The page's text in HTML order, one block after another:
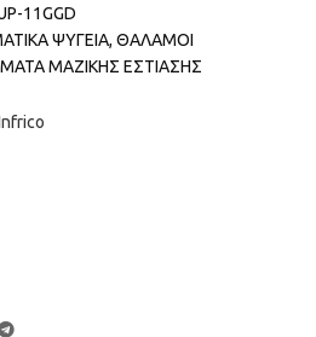
11GGD
ΨΥΓΕΙΑ, ΘΑΛΑΜΟΙ
ΜΑΖΙΚΗΣ ΕΣΤΙΑΣΗΣ